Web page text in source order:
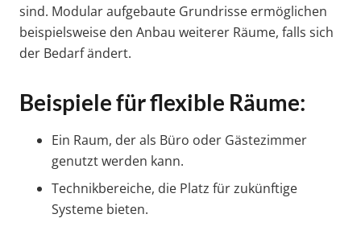
sind. Modular aufgebaute Grundrisse ermöglichen
beispielsweise den Anbau weiterer Räume, falls sich
der Bedarf ändert.
Beispiele für flexible Räume:
Ein Raum, der als Büro oder Gästezimmer
genutzt werden kann.
Technikbereiche, die Platz für zukünftige
Systeme bieten.